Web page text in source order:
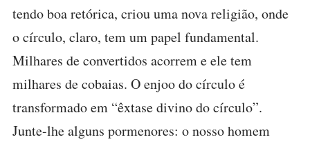
tendo boa retórica, criou uma nova religião, onde
o círculo, claro, tem um papel fundamental.
Milhares de convertidos acorrem e ele tem
milhares de cobaias. O enjoo do círculo é
transformado em “êxtase divino do círculo”.
Junte-lhe alguns pormenores: o nosso homem